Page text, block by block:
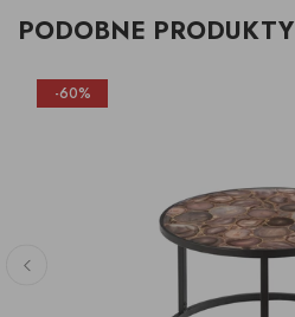
PODOBNE PRODUKTY
-60%